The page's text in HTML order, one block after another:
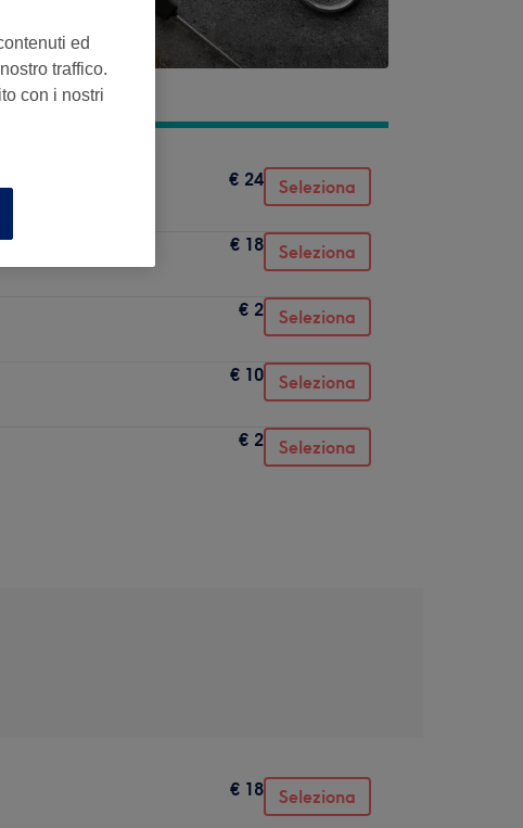
€ 24 Seleziona
€ 18 Seleziona
€ 2 Seleziona
€ 10 Seleziona
€ 2 Seleziona
€ 18 Seleziona
ed
traffico.
con i nostri